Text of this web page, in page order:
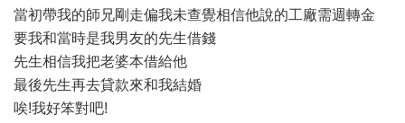
當初帶我的師兄剛走偏我未查覺相信他說的工廠需週轉金
要我和當時是我男友的先生借錢
先生相信我把老婆本借給他
最後先生再去貸款來和我結婚
唉!我好笨對吧!